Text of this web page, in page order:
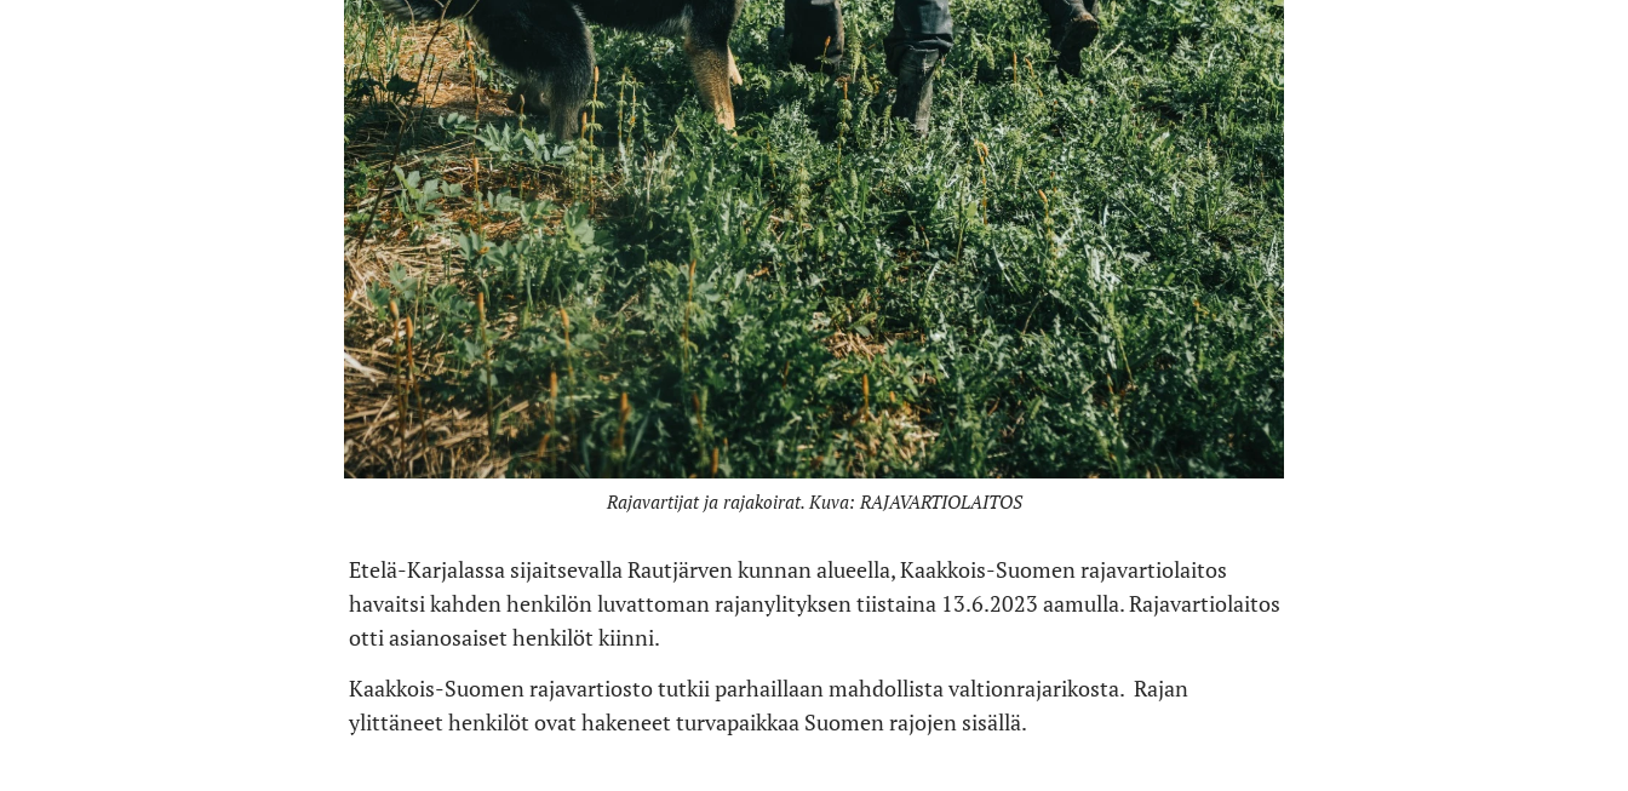
Rajavartijat ja rajakoirat. Kuva: RAJAVARTIOLAITOS
Etelä-Karjalassa sijaitsevalla Rautjärven kunnan alueella, Kaakkois-Suomen rajavartiolaitos
havaitsi kahden henkilön luvattoman rajanylityksen tiistaina 13.6.2023 aamulla. Rajavartiolaitos
otti asianosaiset henkilöt kiinni.
Kaakkois-Suomen rajavartiosto tutkii parhaillaan mahdollista valtionrajarikosta. Rajan
ylittäneet henkilöt ovat hakeneet turvapaikkaa Suomen rajojen sisällä.